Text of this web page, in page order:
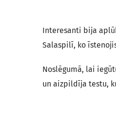
Interesanti bija
Salaspilī, ko
Noslēgumā, lai
un aizpildīja testu,